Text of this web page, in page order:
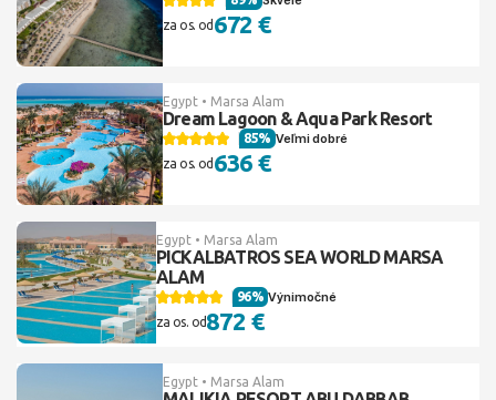
za os. od 672 €
Egypt • Marsa Alam
Dream Lagoon & Aqua Park Resort
Veľmi dobré
85%
za os. od 636 €
Egypt • Marsa Alam
PICKALBATROS SEA WORLD MARSA
ALAM
Výnimočné
96%
za os. od872 €
Egypt • Marsa Alam